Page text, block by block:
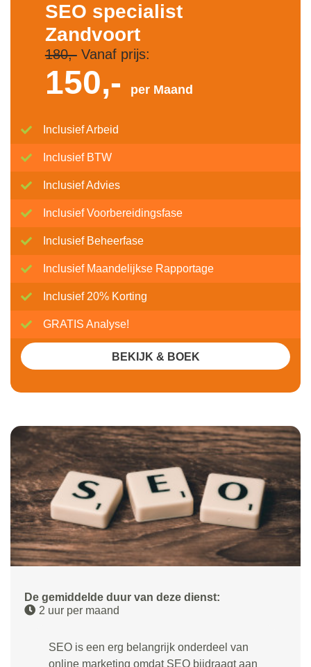
De gemiddelde duur van deze dienst:
2 uur per maand
SEO is een erg belangrijk onderdeel van
online marketing omdat SEO bijdraagt aan
SEO specialist
Zandvoort
180,-Vanaf prijs:
150,- per Maand
Inclusief Arbeid
Inclusief BTW
Inclusief Advies
Inclusief Voorbereidingsfase
Inclusief Beheerfase
Inclusief Maandelijkse Rapportage
Inclusief 20% Korting
GRATIS Analyse!
BEKIJK & BOEK